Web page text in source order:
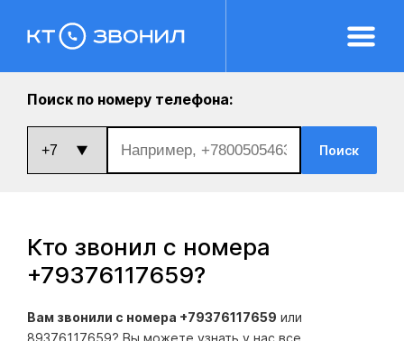
Поиск по номеру телефона:
Поиск
Кто звонил с номера
+79376117659?
Вам звонили с номера +79376117659 или
89376117659? Вы можете узнать у нас все